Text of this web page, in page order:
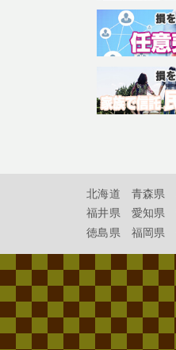
北海道 青森県
福井県
愛知県
徳島県
福岡県